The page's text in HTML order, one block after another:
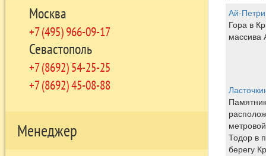
Москва
+7 (495) 966-09-17
Севастополь
+7 (8692) 54-25-25
+7 (8692) 45-08-88
Менеджер
Ай-Петри
Гора в
массива
Тодор в
берегу